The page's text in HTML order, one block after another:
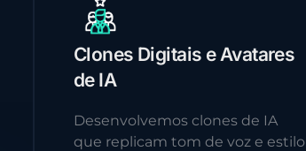
Clones Digitais e Avatares
de IA
Desenvolvemos clones de IA
que replicam tom de voz e estilo